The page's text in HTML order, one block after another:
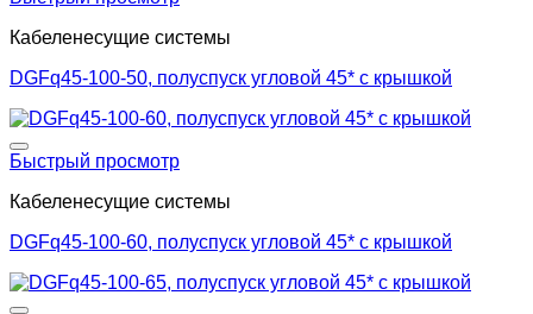
Кабеленесущие системы
DGFq45-100-50, полуспуск угловой 45* с крышкой
Быстрый просмотр
Кабеленесущие системы
DGFq45-100-60, полуспуск угловой 45* с крышкой